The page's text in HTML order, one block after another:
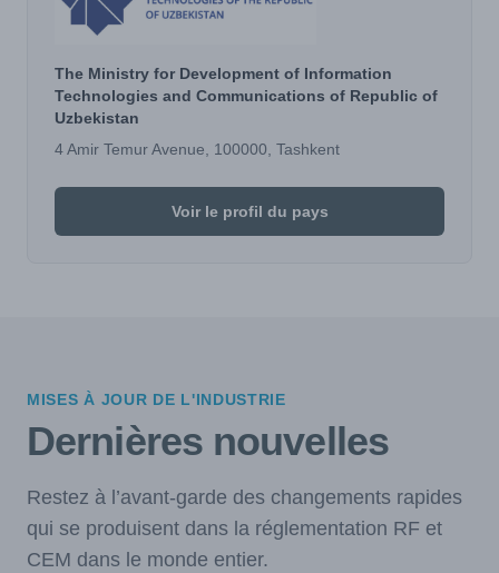
The Ministry for Development of Information
Technologies and Communications of Republic of
Uzbekistan
4 Amir Temur Avenue, 100000, Tashkent
Voir le profil du pays
MISES À JOUR DE L'INDUSTRIE
Dernières nouvelles
Restez à l’avant-garde des changements rapides
qui se produisent dans la réglementation RF et
CEM dans le monde entier.